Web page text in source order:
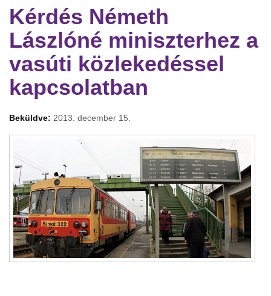
Kérdés Németh
Lászlóné miniszterhez a
vasúti közlekedéssel
kapcsolatban
Beküldve: 2013. december 15.